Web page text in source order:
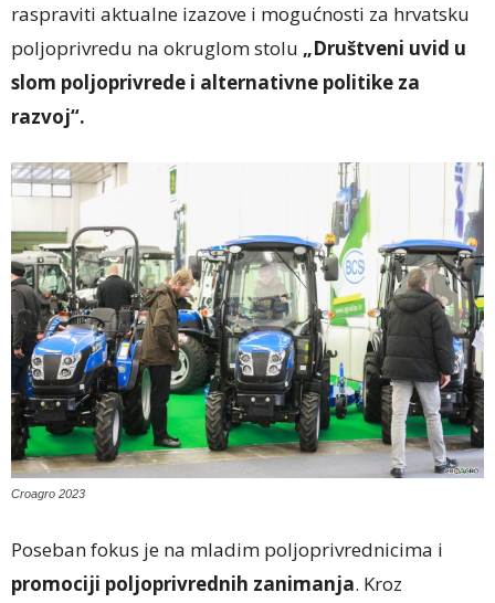
raspraviti aktualne izazove i mogućnosti za hrvatsku
poljoprivredu na okruglom stolu „Društveni uvid u
slom poljoprivrede i alternativne politike za
razvoj“.
Croagro 2023
Poseban fokus je na mladim poljoprivrednicima i
promociji poljoprivrednih zanimanja. Kroz